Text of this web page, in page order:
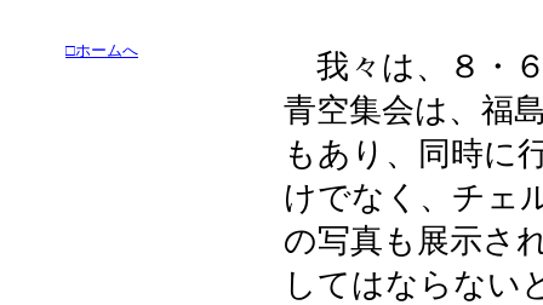
□ホームへ
我々は、８・
青空集会は、福
もあり、同時に
けでなく、チェ
の写真も展示さ
してはならない